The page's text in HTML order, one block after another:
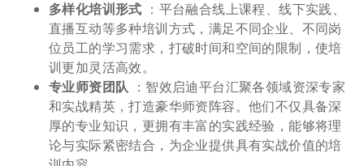
多样化培训形式 ：平台融合线上课程、线下实践、
直播互动等多种培训方式，满足不同企业、不同岗
位员工的学习需求，打破时间和空间的限制，使培
训更加灵活高效。
专业师资团队 ：智效启迪平台汇聚各领域资深专家
和实战精英，打造豪华师资阵容。他们不仅具备深
厚的专业知识，更拥有丰富的实践经验，能够将理
论与实际紧密结合，为企业提供具有实战价值的培